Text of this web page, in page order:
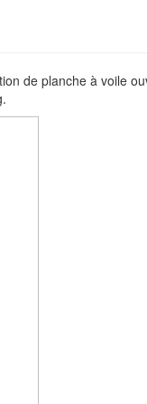
de planche à voile